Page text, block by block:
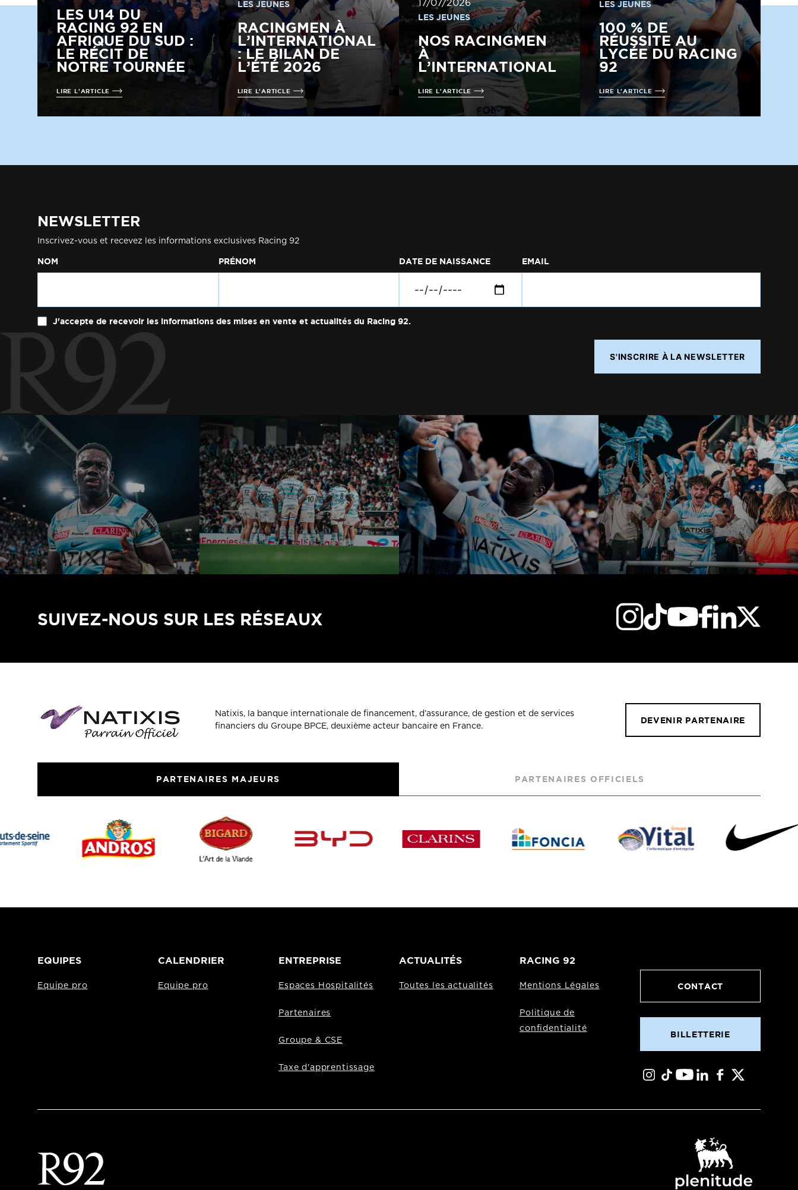
LES U14 DU
RACING 92 EN
AFRIQUE DU SUD :
LE RÉCIT DE
NOTRE TOURNÉE
LIRE L'ARTICLE
LES JEUNES
RACINGMEN À
L’INTERNATIONAL
: LE BILAN DE
L’ÉTÉ 2026
LIRE L'ARTICLE
17/07/2026
LES JEUNES
NOS RACINGMEN
À
L’INTERNATIONAL
LIRE L'ARTICLE
LES JEUNES
100 % DE
RÉUSSITE AU
LYCÉE DU RACING
92
LIRE L'ARTICLE
NEWSLETTER
Inscrivez-vous et recevez les informations exclusives Racing 92
NOM PRÉNOM DATE DE NAISSANCE EMAIL
J'accepte de recevoir les informations des mises en vente et actualités du Racing 92.
S'INSCRIRE À LA NEWSLETTER
SUIVEZ-NOUS SUR LES RÉSEAUX
Natixis, la banque internationale de financement, d’assurance, de gestion et de services
financiers du Groupe BPCE, deuxième acteur bancaire en France.
DEVENIR PARTENAIRE
PARTENAIRES MAJEURS PARTENAIRES OFFICIELS
EQUIPES
Equipe pro
CALENDRIER
Equipe pro
ENTREPRISE
Espaces Hospitalités
Partenaires
Groupe & CSE
Taxe d'apprentissage
ACTUALITÉS
Toutes les actualités
RACING 92
Mentions Légales
Politique de
confidentialité
CONTACT
BILLETTERIE